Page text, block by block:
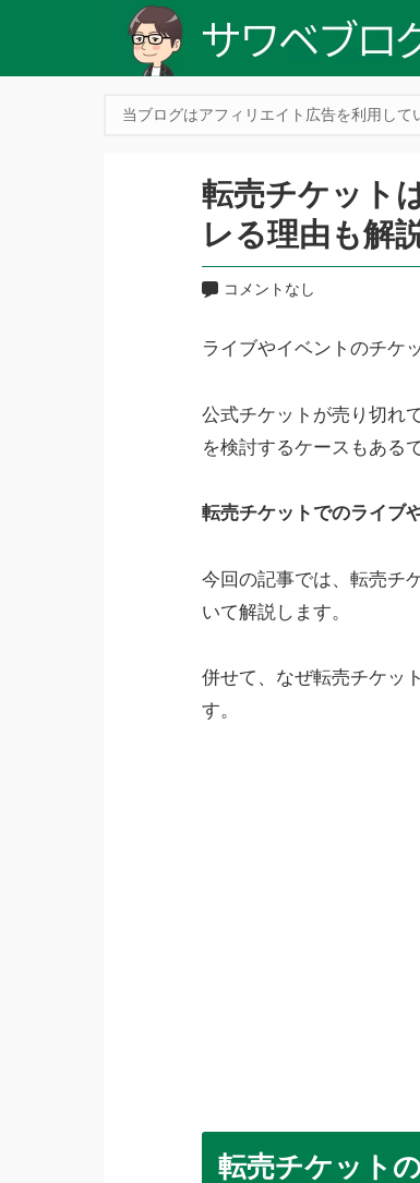
当ブログはアフィリエイト広告を利用して
転売チケット
レる理由も解
コメントなし
ライブやイベントのチケ
公式チケットが売り切れ
を検討するケースもある
転売チケットでのライブ
今回の記事では、転売チ
いて解説します。
併せて、なぜ転売チケッ
す。
転売チケット